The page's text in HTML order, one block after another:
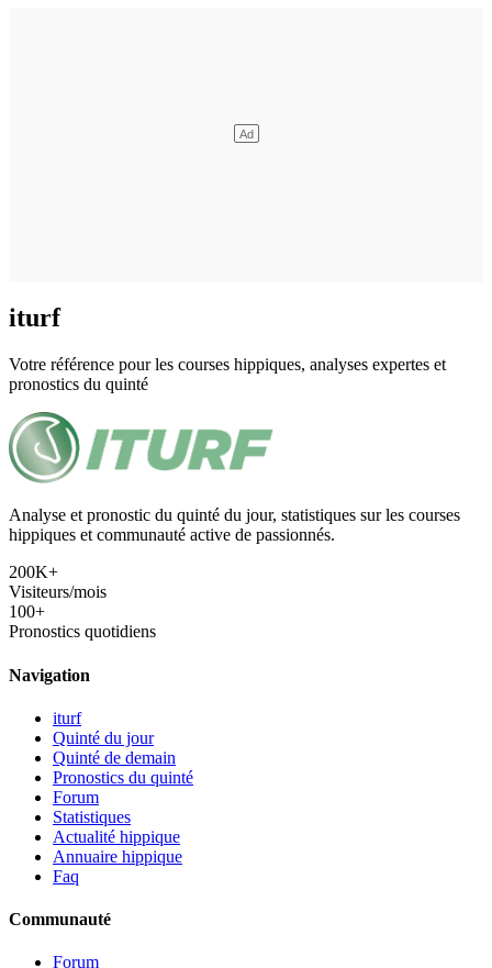
iturf
Votre référence pour les courses hippiques, analyses expertes et
pronostics du quinté
Analyse et pronostic du quinté du jour, statistiques sur les courses
hippiques et communauté active de passionnés.
200K+
Visiteurs/mois
100+
Pronostics quotidiens
Navigation
iturf
Quinté du jour
Quinté de demain
Pronostics du quinté
Forum
Statistiques
Actualité hippique
Annuaire hippique
Faq
Communauté
Forum